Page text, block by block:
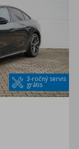
3-ročný servis
grátis